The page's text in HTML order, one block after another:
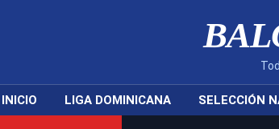
INICIO LIGA DOMINICANA SELECCIÓN